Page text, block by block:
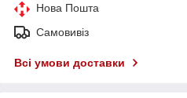
Нова Пошта
Самовивіз
Всі умови доставки